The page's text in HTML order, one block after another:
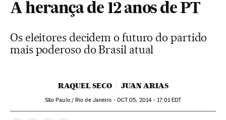
A herança de 12 anos de PT
Os eleitores decidem o futuro do partido
mais poderoso do Brasil atual
RAQUEL SECO JUAN ARIAS
São Paulo / Rio de Janeiro - OCT05, 2014 - 17:01EDT